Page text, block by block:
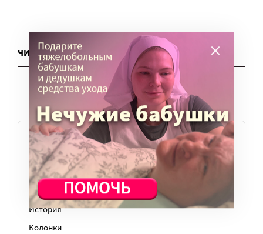
ЧИТАТЬ ЕЩЕ
ТЕМЫ
Вера
Законы
История
Колонки